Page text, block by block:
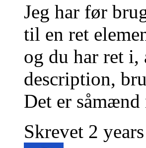
Jeg har før
til en ret
og du har ret i,
description,
Det er
Skrevet 2